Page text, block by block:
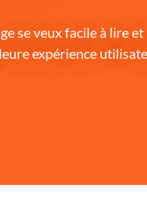
se veux facile à lire
expérience